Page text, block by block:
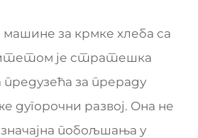
за крмке хлеба са
је стратешка
за прераду
дугорочни развој. Она не
побољшања у